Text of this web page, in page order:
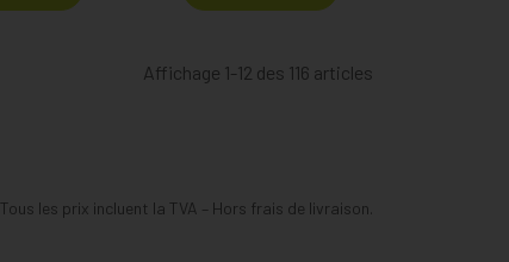
Affichage 1-12 des 116 articles
Tous les prix incluent la TVA – Hors frais de livraison.